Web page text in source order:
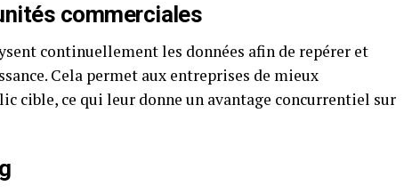
commerciales
continuellement les données afin de repérer et
Cela permet aux entreprises de mieux
cible, ce qui leur donne un avantage concurrentiel sur